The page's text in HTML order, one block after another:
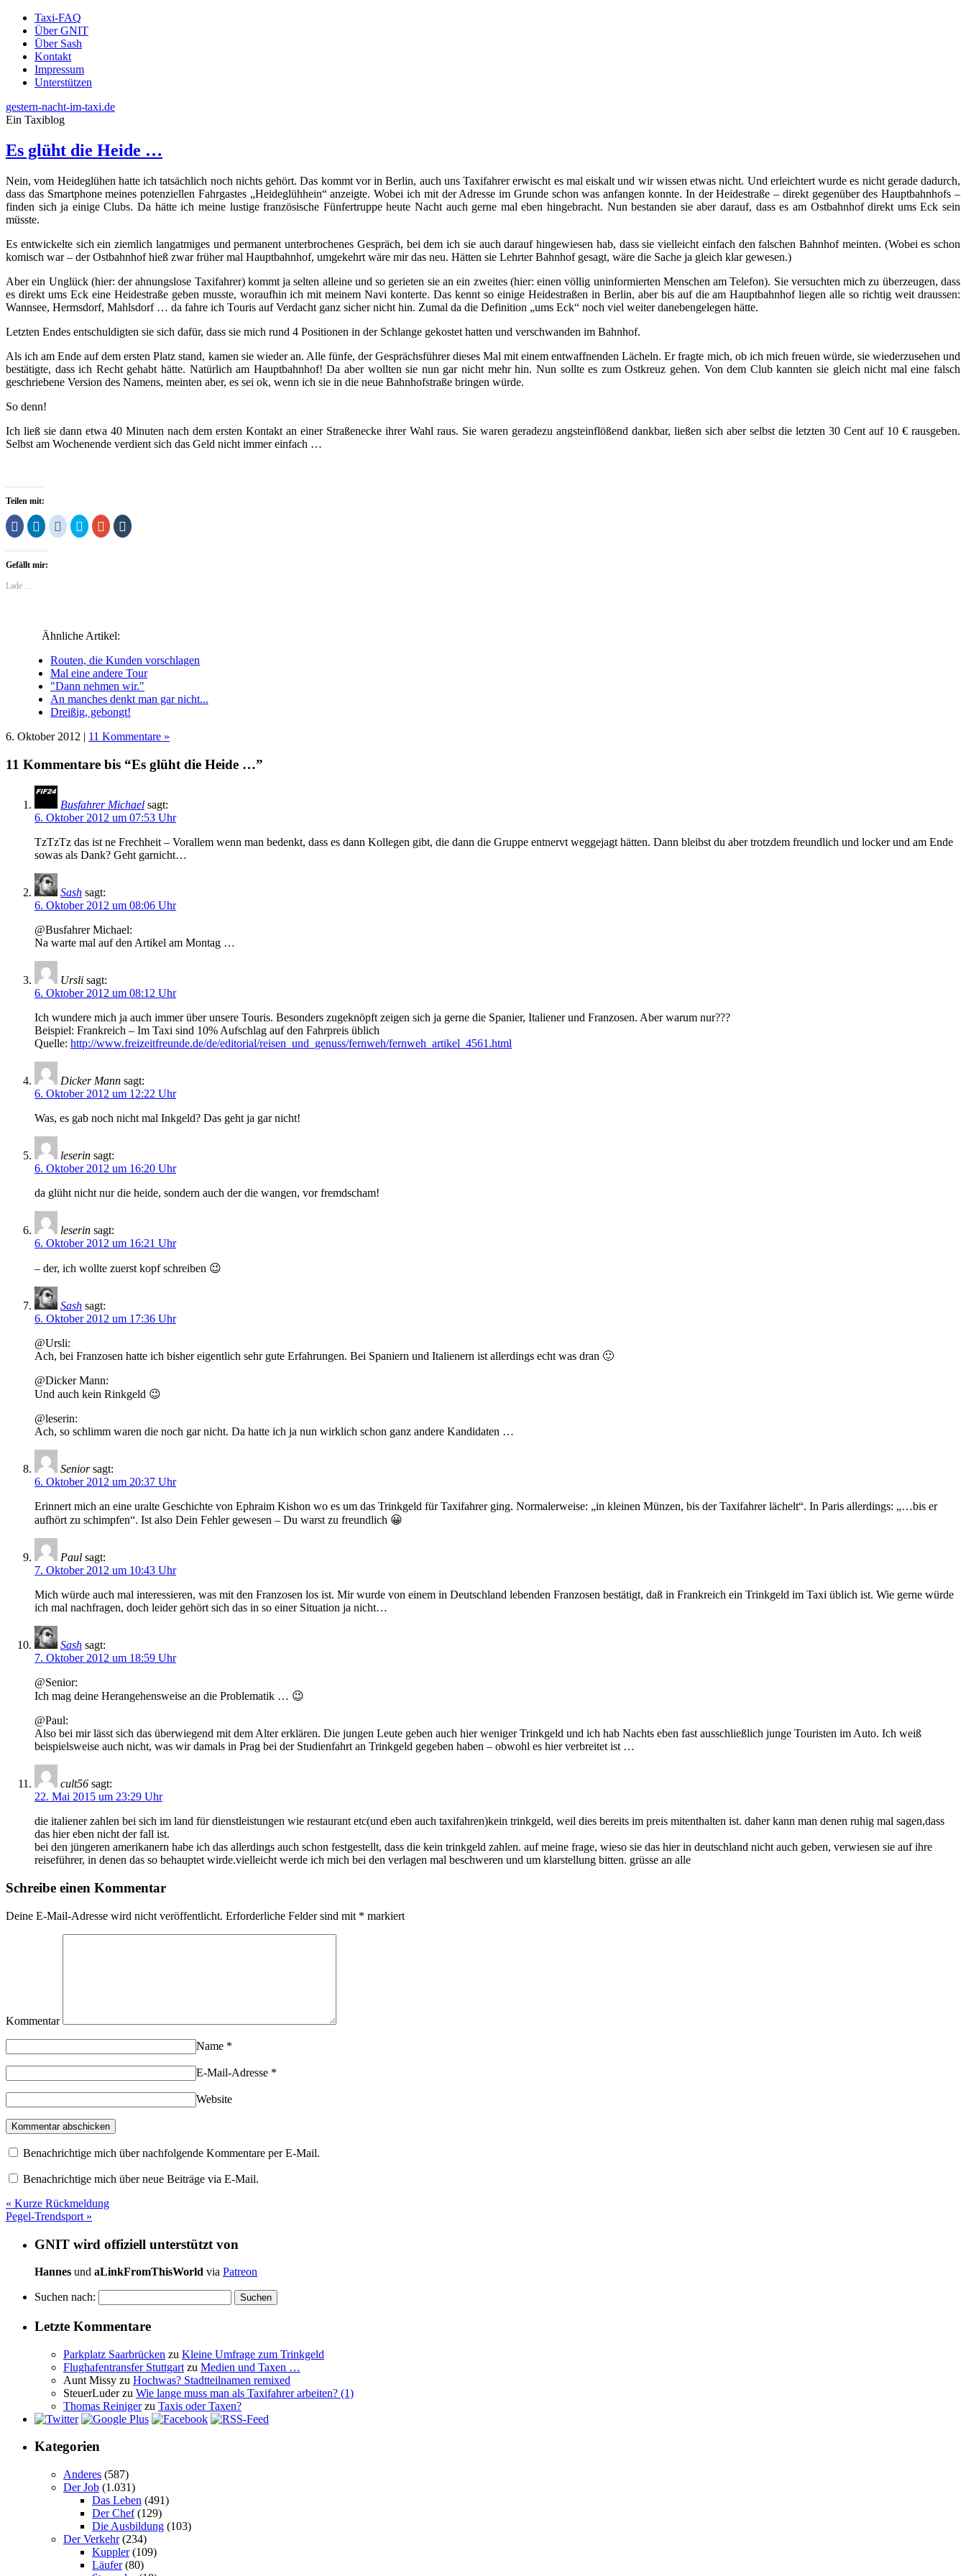
Taxi-FAQ
Über GNIT
Über Sash
Kontakt
Impressum
Unterstützen
gestern-nacht-im-taxi.de
Ein Taxiblog
Es glüht die Heide …
Nein, vom Heideglühen hatte ich tatsächlich noch nichts gehört. Das kommt vor in Berlin, auch uns Taxifahrer erwischt es mal eiskalt und wir wissen etwas nicht. Und erleichtert wurde es nicht gerade dadurch,
dass das Smartphone meines potenziellen Fahrgastes „Heideglühhein“ anzeigte. Wobei ich mit der Adresse im Grunde schon was anfangen konnte. In der Heidestraße – direkt gegenüber des Hauptbahnhofs –
finden sich ja einige Clubs. Da hätte ich meine lustige französische Fünfertruppe heute Nacht auch gerne mal eben hingebracht. Nun bestanden sie aber darauf, dass es am Ostbahnhof direkt ums Eck sein
müsste.
Es entwickelte sich ein ziemlich langatmiges und permanent unterbrochenes Gespräch, bei dem ich sie auch darauf hingewiesen hab, dass sie vielleicht einfach den falschen Bahnhof meinten. (Wobei es schon
komisch war – der Ostbahnhof hieß zwar früher mal Hauptbahnhof, umgekehrt wäre mir das neu. Hätten sie Lehrter Bahnhof gesagt, wäre die Sache ja gleich klar gewesen.)
Aber ein Unglück (hier: der ahnungslose Taxifahrer) kommt ja selten alleine und so gerieten sie an ein zweites (hier: einen völlig uninformierten Menschen am Telefon). Sie versuchten mich zu überzeugen, dass
es direkt ums Eck eine Heidestraße geben musste, woraufhin ich mit meinem Navi konterte. Das kennt so einige Heidestraßen in Berlin, aber bis auf die am Hauptbahnhof liegen alle so richtig weit draussen:
Wannsee, Hermsdorf, Mahlsdorf … da fahre ich Touris auf Verdacht ganz sicher nicht hin. Zumal da die Definition „ums Eck“ noch viel weiter danebengelegen hätte.
Letzten Endes entschuldigten sie sich dafür, dass sie mich rund 4 Positionen in der Schlange gekostet hatten und verschwanden im Bahnhof.
Als ich am Ende auf dem ersten Platz stand, kamen sie wieder an. Alle fünfe, der Gesprächsführer dieses Mal mit einem entwaffnenden Lächeln. Er fragte mich, ob ich mich freuen würde, sie wiederzusehen und
bestätigte, dass ich Recht gehabt hätte. Natürlich am Hauptbahnhof! Da aber wollten sie nun gar nicht mehr hin. Nun sollte es zum Ostkreuz gehen. Von dem Club kannten sie gleich nicht mal eine falsch
geschriebene Version des Namens, meinten aber, es sei ok, wenn ich sie in die neue Bahnhofstraße bringen würde.
So denn!
Ich ließ sie dann etwa 40 Minuten nach dem ersten Kontakt an einer Straßenecke ihrer Wahl raus. Sie waren geradezu angsteinflößend dankbar, ließen sich aber selbst die letzten 30 Cent auf 10 € rausgeben.
Selbst am Wochenende verdient sich das Geld nicht immer einfach …
Teilen mit:
Klick,
um
Facebook
teilen
in
neuem
Klick,
um
LinkedIn
teilen
Klick,
um
Klick,
um
über
Zum
Teilen
Klick,
um
Gefällt mir:
Lade …
Ähnliche Artikel:
Routen, die Kunden vorschlagen
Mal eine andere Tour
"Dann nehmen wir."
An manches denkt man gar nicht...
Dreißig, gebongt!
6. Oktober 2012 | 11 Kommentare »
11 Kommentare bis “Es glüht die Heide …”
Busfahrer Michael sagt:
6. Oktober 2012 um 07:53 Uhr
TzTzTz das ist ne Frechheit – Vorallem wenn man bedenkt, dass es dann Kollegen gibt, die dann die Gruppe entnervt weggejagt hätten. Dann bleibst du aber trotzdem freundlich und locker und am Ende
sowas als Dank? Geht garnicht…
Sash sagt:
6. Oktober 2012 um 08:06 Uhr
@Busfahrer Michael:
Na warte mal auf den Artikel am Montag …
Ursli sagt:
6. Oktober 2012 um 08:12 Uhr
Ich wundere mich ja auch immer über unsere Touris. Besonders zugeknöpft zeigen sich ja gerne die Spanier, Italiener und Franzosen. Aber warum nur???
Beispiel: Frankreich – Im Taxi sind 10% Aufschlag auf den Fahrpreis üblich
Quelle: http://www.freizeitfreunde.de/de/editorial/reisen_und_genuss/fernweh/fernweh_artikel_4561.html
Dicker Mann sagt:
6. Oktober 2012 um 12:22 Uhr
Was, es gab noch nicht mal Inkgeld? Das geht ja gar nicht!
leserin sagt:
6. Oktober 2012 um 16:20 Uhr
da glüht nicht nur die heide, sondern auch der die wangen, vor fremdscham!
leserin sagt:
6. Oktober 2012 um 16:21 Uhr
– der, ich wollte zuerst kopf schreiben 😉
Sash sagt:
6. Oktober 2012 um 17:36 Uhr
@Ursli:
Ach, bei Franzosen hatte ich bisher eigentlich sehr gute Erfahrungen. Bei Spaniern und Italienern ist allerdings echt was dran 🙂
@Dicker Mann:
Und auch kein Rinkgeld 😉
@leserin:
Ach, so schlimm waren die noch gar nicht. Da hatte ich ja nun wirklich schon ganz andere Kandidaten …
Senior sagt:
6. Oktober 2012 um 20:37 Uhr
Erinnert mich an eine uralte Geschichte von Ephraim Kishon wo es um das Trinkgeld für Taxifahrer ging. Normalerweise: „in kleinen Münzen, bis der Taxifahrer lächelt“. In Paris allerdings: „…bis er
aufhört zu schimpfen“. Ist also Dein Fehler gewesen – Du warst zu freundlich 😀
Paul sagt:
7. Oktober 2012 um 10:43 Uhr
Mich würde auch mal interessieren, was mit den Franzosen los ist. Mir wurde von einem in Deutschland lebenden Franzosen bestätigt, daß in Frankreich ein Trinkgeld im Taxi üblich ist. Wie gerne würde
ich mal nachfragen, doch leider gehört sich das in so einer Situation ja nicht…
Sash sagt:
7. Oktober 2012 um 18:59 Uhr
@Senior:
Ich mag deine Herangehensweise an die Problematik … 😉
@Paul:
Also bei mir lässt sich das überwiegend mit dem Alter erklären. Die jungen Leute geben auch hier weniger Trinkgeld und ich hab Nachts eben fast ausschließlich junge Touristen im Auto. Ich weiß
beispielsweise auch nicht, was wir damals in Prag bei der Studienfahrt an Trinkgeld gegeben haben – obwohl es hier verbreitet ist …
cult56 sagt:
22. Mai 2015 um 23:29 Uhr
die italiener zahlen bei sich im land für dienstleistungen wie restaurant etc(und eben auch taxifahren)kein trinkgeld, weil dies bereits im preis mitenthalten ist. daher kann man denen ruhig mal sagen,dass
das hier eben nicht der fall ist.
bei den jüngeren amerikanern habe ich das allerdings auch schon festgestellt, dass die kein trinkgeld zahlen. auf meine frage, wieso sie das hier in deutschland nicht auch geben, verwiesen sie auf ihre
reiseführer, in denen das so behauptet wirde.vielleicht werde ich mich bei den verlagen mal beschweren und um klarstellung bitten. grüsse an alle
Schreibe einen Kommentar
Deine E-Mail-Adresse wird nicht veröffentlicht. Erforderliche Felder sind mit * markiert
Kommentar
Name *
E-Mail-Adresse *
Website
Benachrichtige mich über nachfolgende Kommentare per E-Mail.
Benachrichtige mich über neue Beiträge via E-Mail.
« Kurze Rückmeldung
Pegel-Trendsport »
GNIT wird offiziell unterstützt von
Hannes und aLinkFromThisWorld via Patreon
Suchen nach:
Letzte Kommentare
Parkplatz Saarbrücken zu Kleine Umfrage zum Trinkgeld
Flughafentransfer Stuttgart zu Medien und Taxen …
Aunt Missy zu Hochwas? Stadtteilnamen remixed
SteuerLuderzu Wie lange muss man als Taxifahrer arbeiten? (1)
Thomas Reinigerzu Taxis oder Taxen?
Kategorien
Anderes (587)
Der Job (1.031)
Das Leben (491)
Der Chef(129)
Die Ausbildung (103)
Der Verkehr(234)
Kuppler(109)
Läufer(80)